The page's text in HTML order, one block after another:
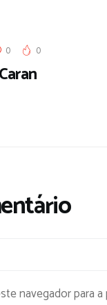
0 0
navegador para